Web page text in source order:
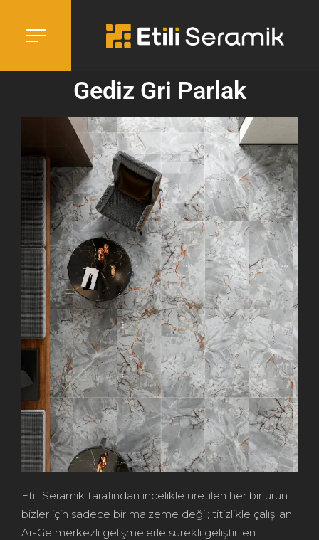
Gediz Gri Parlak
Etili Seramik tarafından incelikle üretilen her bir ürün
bizler için sadece bir malzeme değil; titizlikle çalışılan
Ar-Ge merkezli gelişmelerle sürekli geliştirilen